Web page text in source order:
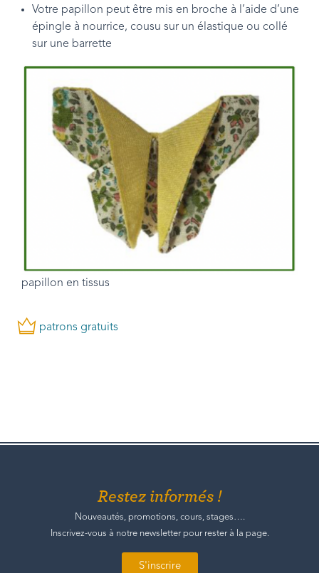
Votre papillon peut être mis en broche à l’aide d’une
épingle à nourrice, cousu sur un élastique ou collé
sur une barrette
papillon en tissus
patrons gratuits
Restez informés !
Nouveautés, promotions, cours, stages….
Inscrivez-vous à notre newsletter pour rester à la page.
S'inscrire